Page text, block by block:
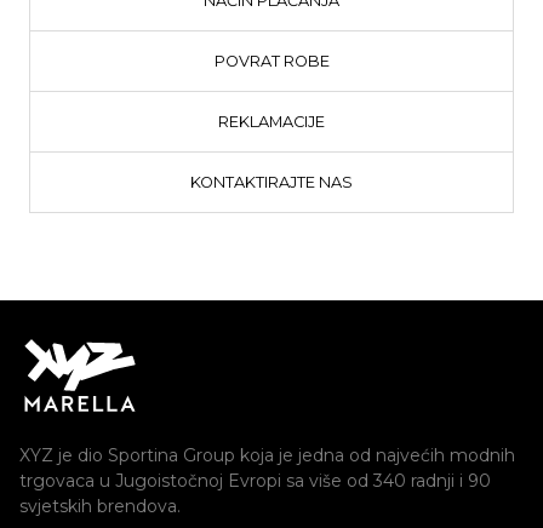
POVRAT ROBE
REKLAMACIJE
KONTAKTIRAJTE NAS
XYZ je dio Sportina Group koja je jedna od najvećih modnih
trgovaca u Jugoistočnoj Evropi sa više od 340 radnji i 90
svjetskih brendova.